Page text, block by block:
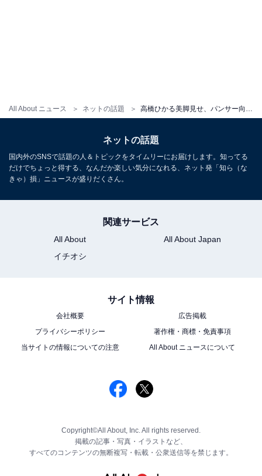
All About ニュース ネットの話題
ネットの話題
国内外のSNSで話題の人＆トピックをタイムリーにお届けします。知ってる
だけでちょっと得する、なんだか楽しい気分になれる、ネット発「知ら（な
きゃ）損」ニュースが盛りだくさん。
関連サービス
All About
All About Japan
イチオシ
サイト情報
会社概要
広告掲載
プライバシーポリシー
著作権・商標・免責事項
当サイトの情報についての注意
All About ニュースについて
Copyright©All About, Inc. All rights reserved.
掲載の記事・写真・イラストなど、
すべてのコンテンツの無断複写・転載・公衆送信等を禁じます。